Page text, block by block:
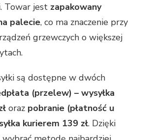
Towar jest zapakowany
palecie, co ma znaczenie przy
grzewczych o większej
są dostępne w dwóch
(przelew) – wysyłka
oraz pobranie (płatność u
kurierem 139 zł. Dzięki